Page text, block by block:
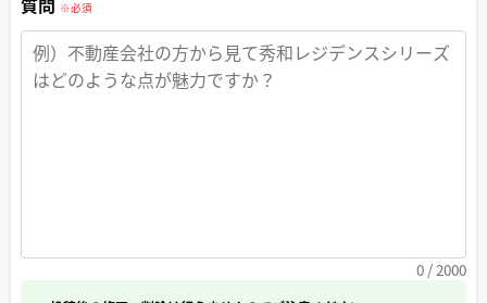
※必須
0 / 2000